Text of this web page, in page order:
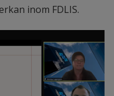
inom FDLIS.